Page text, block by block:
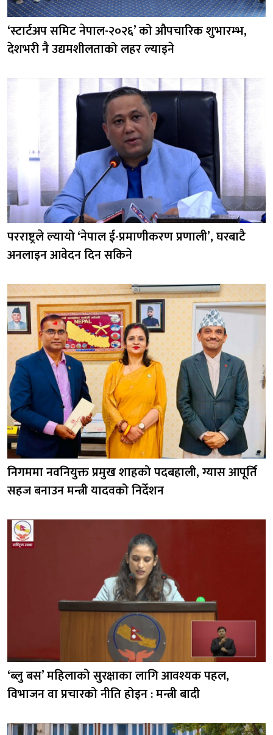
‘स्टार्टअप समिट नेपाल-२०२६’ को औपचारिक शुभारम्भ,
देशभरी नै उद्यमशीलताको लहर ल्याइने
परराष्ट्रले ल्यायो ‘नेपाल ई-प्रमाणीकरण प्रणाली’, घरबाटै
अनलाइन आवेदन दिन सकिने
निगममा नवनियुक्त प्रमुख शाहको पदबहाली, ग्यास आपूर्ति
सहज बनाउन मन्त्री यादवको निर्देशन
‘ब्लु बस’ महिलाको सुरक्षाका लागि आवश्यक पहल,
विभाजन वा प्रचारको नीति होइन : मन्त्री बादी